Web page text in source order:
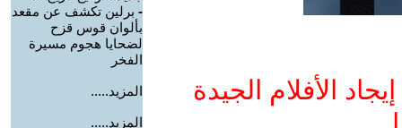
الأفلام الجيدة
- برلين تكشف عن مقعد
بألوان قوس قزح
لضحايا هجوم مسيرة
الفخر
المزيد.....
المزيد.....